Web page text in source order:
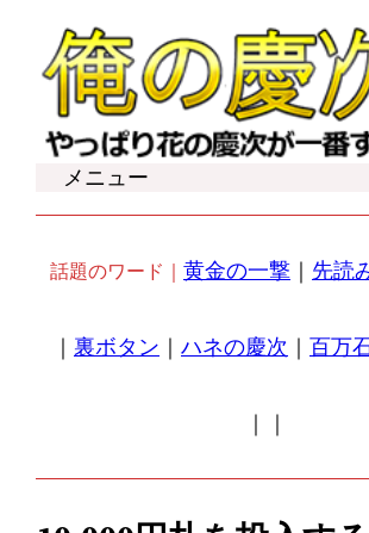
メニュー
話題のワード｜ 黄金の一撃 ｜ 先読
｜ 裏ボタン ｜ ハネの慶次 ｜ 百万
｜ ｜